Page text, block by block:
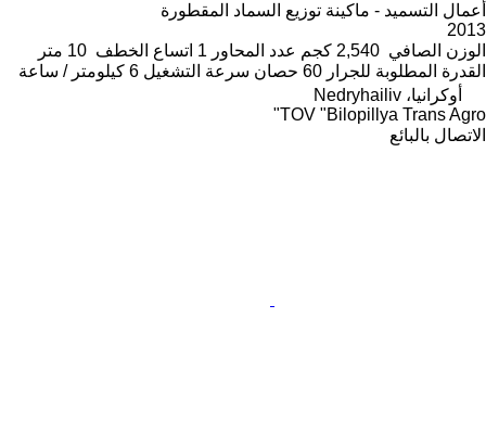
أعمال التسميد - ماكينة توزيع السماد المقطورة
2013
الوزن الصافي 2,540 كجم عدد المحاور 1 اتساع الخطف 10 متر
القدرة المطلوبة للجرار 60 حصان سرعة التشغيل 6 كيلومتر / ساعة
أوكرانيا، Nedryhailiv
TOV "Bilopillya Trans Agro"
الاتصال بالبائع